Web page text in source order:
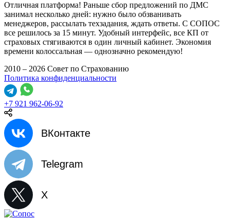
Отличная платформа! Раньше сбор предложений по ДМС
занимал несколько дней: нужно было обзванивать
менеджеров, рассылать техзадания, ждать ответы. С СОПОС
все решилось за 15 минут. Удобный интерфейс, все КП от
страховых стягиваются в один личный кабинет. Экономия
времени колоссальная — однозначно рекомендую!
2010 – 2026 Совет по Страхованию
Политика конфиденциальности
+7 921 962-06-92
ВКонтакте
Telegram
X